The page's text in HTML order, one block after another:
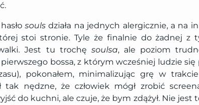
soulsdziała na jednych alergicznie, a na
stoi stronie. Tyle że finalnie do żadnej
Jest tu trochę soulsa, ale poziom
bossa, z którym wcześniej ludzie
pokonałem, minimalizując grę w
tak nędzne, że człowiek mógł zrobić
do kuchni, ale czuje, że bym zdążył. Nie jest